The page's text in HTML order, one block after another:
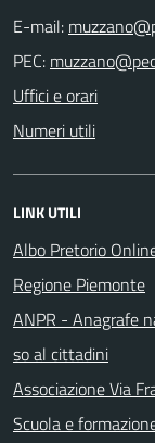
E-mail:
PEC:
Uffici e orari
Numeri utili
LINK UTILI
Albo Pretorio
Regione Piemonte
ANPR - Anagrafe
so al cittadini
Associazione Via
Scuola e